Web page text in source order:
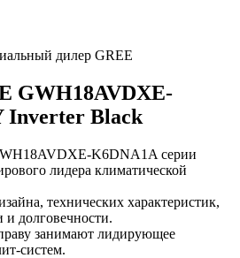
дилер GREE
GWH18AVDXE-
Inverter Black
K6DNA1A серии
лидера климатической
технических характеристик,
и долговечности.
занимают лидирующее
систем.